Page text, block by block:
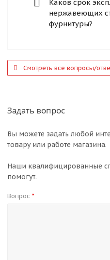
Каков срок
нержавеющих
фурнитуры?
Смотреть все вопросы/
Задать вопрос
Вы можете задать любой
товару или работе магазина.
Наши квалифицированные
помогут.
Вопрос *